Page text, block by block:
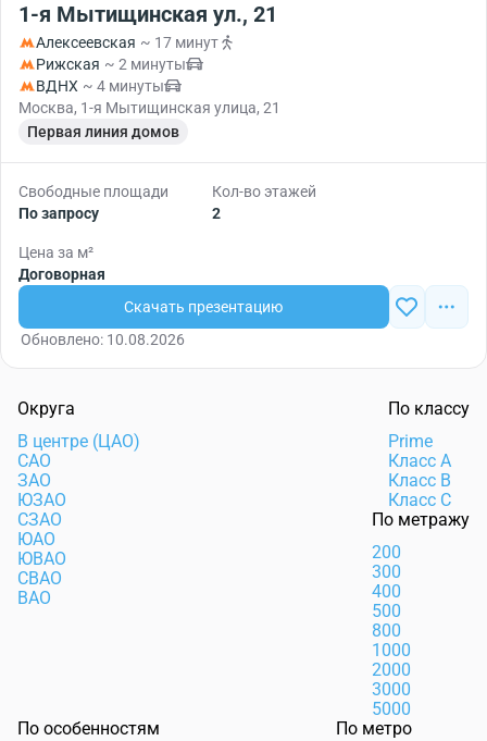
1-я Мытищинская ул., 21
Алексеевская ~ 17 минут
Рижская ~ 2 минуты
ВДНХ ~ 4 минуты
Москва, 1-я Мытищинская улица, 21
Первая линия домов
Свободные площади
По запросу
Кол-во этажей
2
Цена за м²
Договорная
Скачать презентацию
Обновлено: 10.08.2026
Округа
В центре (ЦАО)
САО
ЗАО
ЮЗАО
СЗАО
ЮАО
ЮВАО
СВАО
ВАО
По классу
Prime
Класс А
Класс В
Класс С
По метражу
200
300
400
500
800
1000
2000
3000
5000
По особенностям
По метро